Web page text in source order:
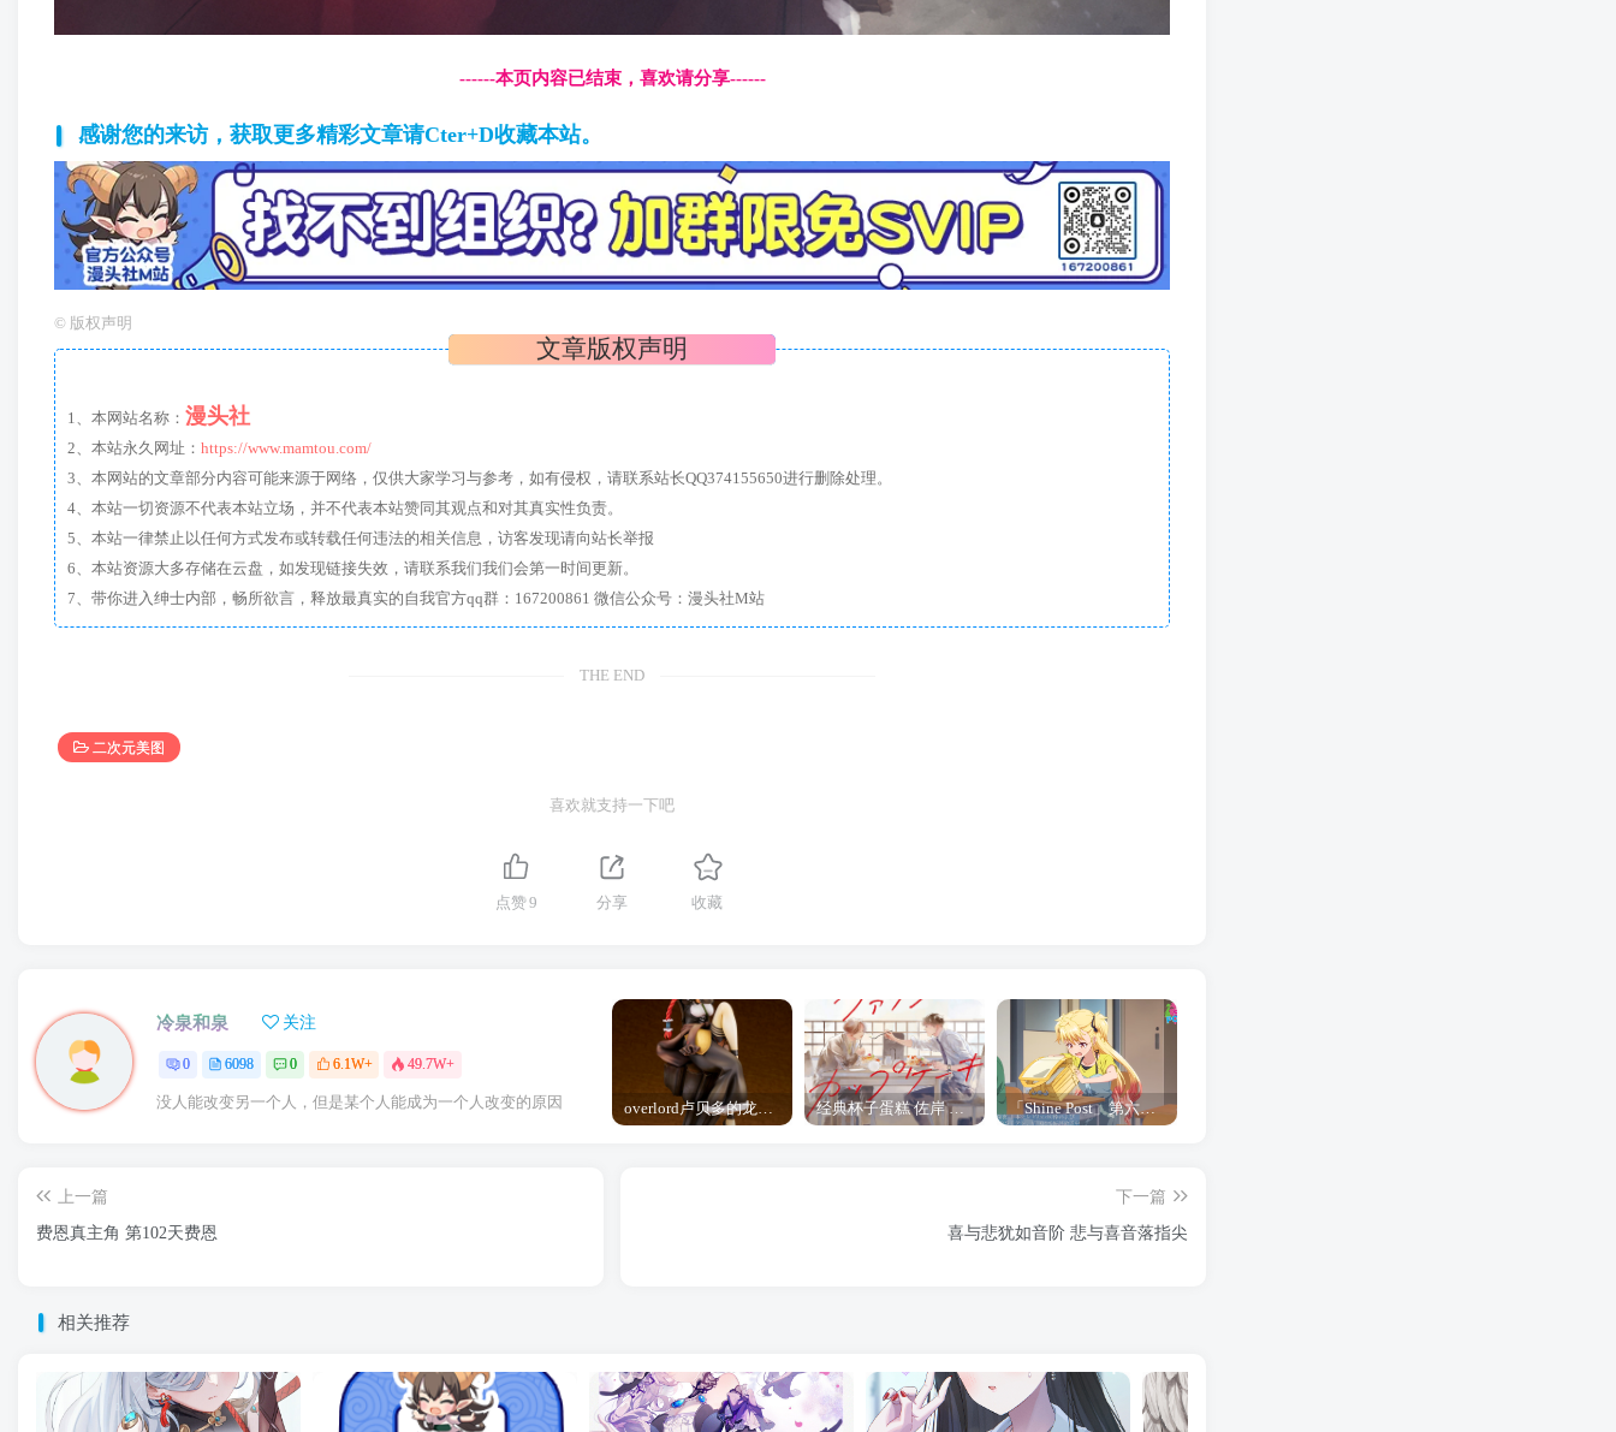
------本页内容已结束，喜欢请分享------
感谢您的来访，获取更多精彩文章请Cter+D收藏本站。
© 版权声明
文章版权声明
1、本网站名称： 漫头社
2、本站永久网址： https://www.mamtou.com/
3、本网站的文章部分内容可能来源于网络，仅供大家学习与参考，如有侵权，请联系站长QQ374155650进行删除处理。
4、本站一切资源不代表本站立场，并不代表本站赞同其观点和对其真实性负责。
5、本站一律禁止以任何方式发布或转载任何违法的相关信息，访客发现请向站长举报
6、本站资源大多存储在云盘，如发现链接失效，请联系我们我们会第一时间更新。
7、带你进入绅士内部，畅所欲言，释放最真实的自我官方qq群：167200861 微信公众号：漫头社M站
THE END
二次元美图
喜欢就支持一下吧
点赞9 分享 收藏
冷泉和泉 关注
0 6098 0 6.1W+ 49.7W+
没人能改变另一个人，但是某个人能成为一个人改变的原因 经典杯子蛋糕 佐岸 漫画「经典杯子蛋糕」宣布真人日剧化 「Shine Post」第六话ED主题曲「Yellow Rose」无字幕MV公开
上一篇
费恩真主角 第102天费恩
下一篇
喜与悲犹如音阶 悲与喜音落指尖
相关推荐